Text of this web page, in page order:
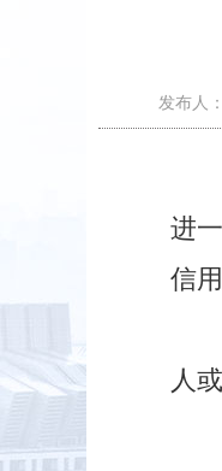
发布人
进
信
人